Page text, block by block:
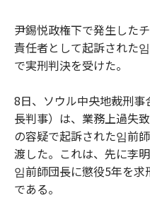
尹錫悦政権下で発生した
責任者として起訴された
で実刑判決を受けた。
8日、ソウル中央地裁刑
長判事）は、業務上過失
の容疑で起訴された임前
渡した。これは、先に李
임前師団長に懲役5年を
である。